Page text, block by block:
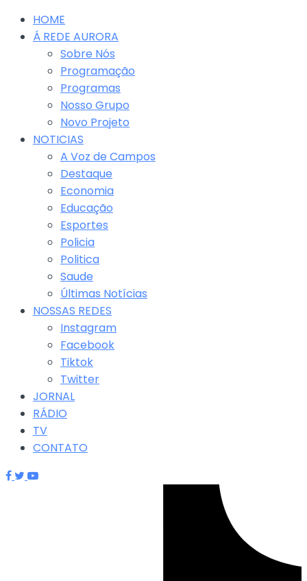
HOME
Á REDE AURORA
Sobre Nós
Programação
Programas
Nosso Grupo
Novo Projeto
NOTICIAS
A Voz de Campos
Destaque
Economia
Educação
Esportes
Policia
Politica
Saude
Últimas Notícias
NOSSAS REDES
Instagram
Facebook
Tiktok
Twitter
JORNAL
RÁDIO
TV
CONTATO